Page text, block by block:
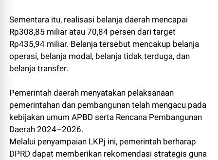
Sementara itu, realisasi belanja daerah mencapai
Rp308,85 miliar atau 70,84 persen dari target
Rp435,94 miliar. Belanja tersebut mencakup belanja
operasi, belanja modal, belanja tidak terduga, dan
belanja transfer.
Pemerintah daerah menyatakan pelaksanaan
pemerintahan dan pembangunan telah mengacu pada
kebijakan umum APBD serta Rencana Pembangunan
Daerah 2024–2026.
Melalui penyampaian LKPj ini, pemerintah berharap
DPRD dapat memberikan rekomendasi strategis guna